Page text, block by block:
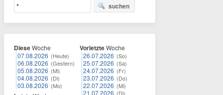
suchen
DieseWoche
07.08.2026 (Heute)
06.08.2026 (Gestern)
05.08.2026 (Mi)
04.08.2026 (Di)
03.08.2026 (Mo)
VorletzteWoche
26.07.2026 (So)
25.07.2026 (Sa)
24.07.2026 (Fr)
23.07.2026 (Do)
22.07.2026 (Mi)
21.07.2026 (Di)